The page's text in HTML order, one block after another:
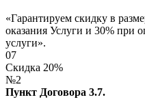
«Гарантируем скидку в
оказания Услуги и 30% при
услуги».
07
Скидка 20%
№2
Пункт Договора 3.7.